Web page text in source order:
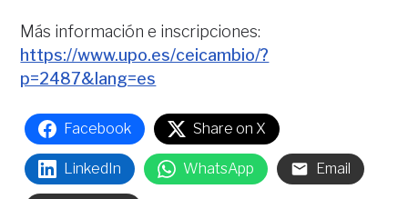
Más información e inscripciones:
https://www.upo.es/ceicambio/?
p=2487&lang=es
Facebook Share on X
LinkedIn WhatsApp Email